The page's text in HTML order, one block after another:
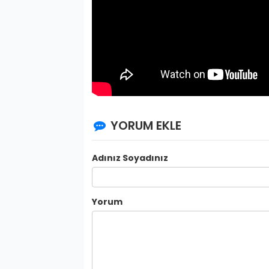
YORUM EKLE
Adınız Soyadınız
Yorum